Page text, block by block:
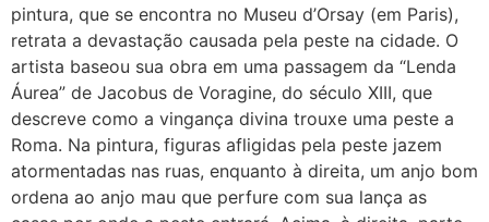
pintura, que se encontra no Museu d’Orsay (em Paris),
retrata a devastação causada pela peste na cidade. O
artista baseou sua obra em uma passagem da “Lenda
Áurea” de Jacobus de Voragine, do século XIII, que
descreve como a vingança divina trouxe uma peste a
Roma. Na pintura, figuras afligidas pela peste jazem
atormentadas nas ruas, enquanto à direita, um anjo bom
ordena ao anjo mau que perfure com sua lança as